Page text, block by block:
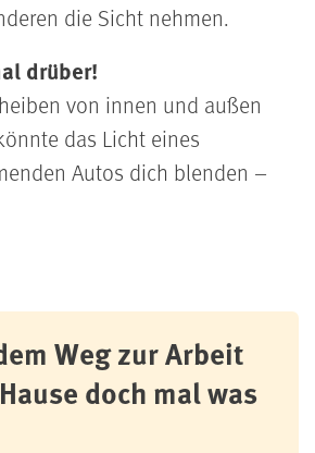
die Sicht nehmen.
drüber!
von innen und außen
das Licht eines
Autos dich blenden –
Weg zur Arbeit
doch mal was